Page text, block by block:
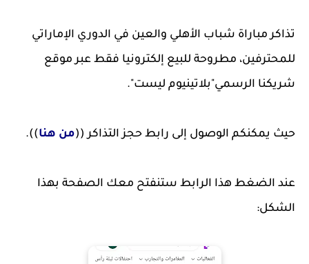
تذاكر مباراة شباب الأهلي والعين في الدوري الإماراتي
للمحترفين، مطروحة للبيع إلكترونيا فقط عبر موقع
شريكنا الرسمي"بلاتينيوم ليست".
حيث يمكنكم الوصول إلى رابط حجز التذاكر ((من هنا)).
عند الضغط هذا الرابط ستنفتح معك الصفحة بهذا
الشكل: